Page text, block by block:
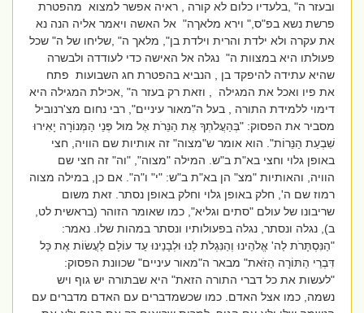
ובעזר ה" ,בלעדיו כלום לא קורה , ראיה אפשר למצוא מהפטרת
פרשת נשא בפ"ס," וירא מלאךה" אל האשה ויאמר אליה הנה נא
את עקרה ולא ילדת והרית וילדת בן", מלאך ה" ,שליחו של ה" שכל
פעולתו היא במצוות ה" נגלה אל האישה כדי לעודדה ולבשרה
שהיא עתידה להיפקד בן , הנביא בהפטרת חג השבועות פתח
את פיו ואכל את המגילה , וזאת רק בעזר ה" ,אכילת המגילה היא
דימוי ללמידת התורה , בעל ה"מאור עיניים", רבי נחום מצ'רנוביל
מסביר את הפסוק: "בְּהַעֲלֹתְךָ אֶת הַנֵּרֹת אֶל מוּל פְּנֵי הַמְּנוֹרָה יָאִירוּ
שִׁבְעַת הַנֵּרוֹת". הוא אומר ש"מצוה" זה אותיות שם הוויה, חצי
באופן גלוי וחצי בא"ת ב"ש. המילה "מצוה", "וה" זה חצי שם
הוויה, והאותיות "מצ" הן בא"ת ב"ש: "י" ו"ה". אם כן, במילה מצוה
רמוז שם ה', חלק באופן גלוי וחלק באופן נסתר. זאת משום
שריבונו של עולם "סתים וגליא", כמו שאומר הזוהר (בראשית לט,
ב), נגלה ונסתר, נגלה בפעולותיו ונסתר במהות שלו. נאמר:
"הַנִּסְתָּרֹת לַה' אֱלֹהֵינוּ וְהַנִּגְלֹת לָנוּ וּלְבָנֵינוּ עַד עוֹלָם לַעֲשׂוֹת אֶת כָּל
דִּבְרֵי הַתּוֹרָה הַזֹּאת" מבאר ה"מאור עיניים" שכוונת הפסוק:
"לעשות את כל דברי התורה הזאת" היא שבתורה יש גוף ויש
נשמה, כמו אצל האדם. כמו שכשמדברים עם האדם מדברים עם